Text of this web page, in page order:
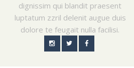
dignissim qui blandit praesent
luptatum zzril delenit augue duis
dolore te feugait nulla facilisi.